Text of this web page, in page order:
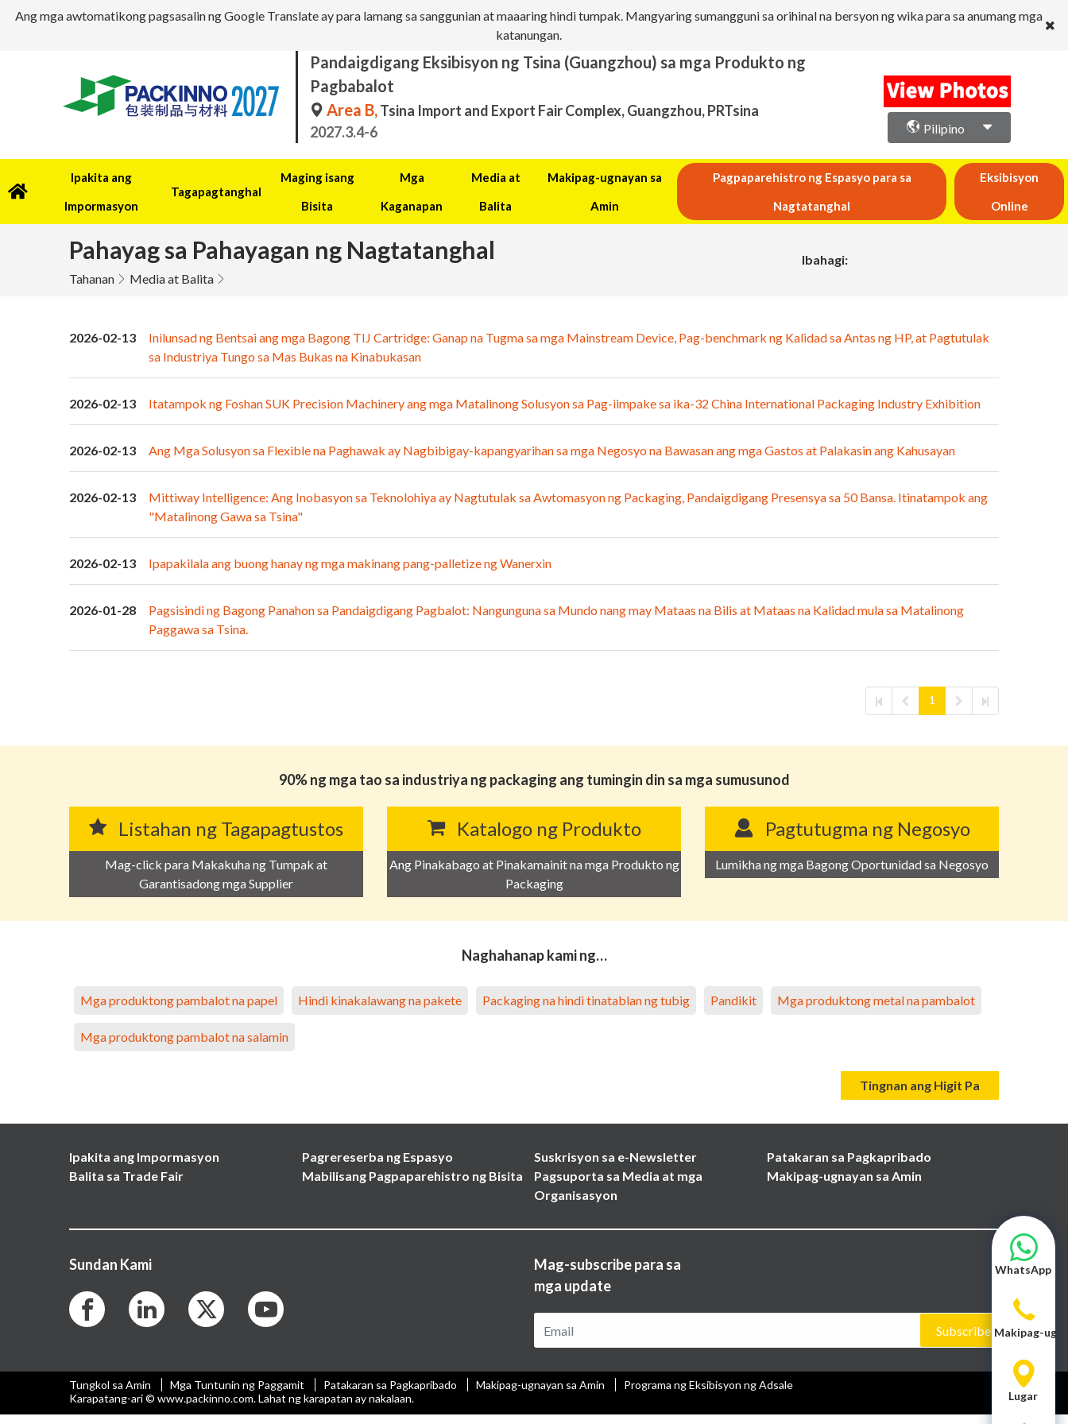
Ang mga awtomatikong pagsasalin ng Google Translate ay para lamang sa sanggunian at maaaring hindi tumpak. Mangyaring sumangguni sa orihinal na bersyon ng wika para sa anumang mga
katanungan.
Pandaigdigang Eksibisyon ng Tsina (Guangzhou) sa mga Produkto ng
Pagbabalot
Area B,Tsina Import and Export Fair Complex, Guangzhou, PRTsina
2027.3.4-6
Pilipino
Ipakita ang
Impormasyon
Tagapagtanghal
Maging isang
Bisita
Mga
Kaganapan
Media at
Balita
Makipag-ugnayan sa
Amin
Pagpaparehistro ng Espasyo para sa
Nagtatanghal
Eksibisyon
Online
Pahayag sa Pahayagan ng Nagtatanghal
Tahanan Media at Balita
Ibahagi:
2026-02-13
Inilunsad ng Bentsai ang mga Bagong TIJ Cartridge: Ganap na Tugma sa mga Mainstream Device, Pag-benchmark ng Kalidad sa Antas ng HP, at Pagtutulak
sa Industriya Tungo sa Mas Bukas na Kinabukasan
2026-02-13 Itatampok ng Foshan SUK Precision Machinery ang mga Matalinong Solusyon sa Pag-iimpake sa ika-32 China International Packaging Industry Exhibition
2026-02-13 Ang Mga Solusyon sa Flexible na Paghawak ay Nagbibigay-kapangyarihan sa mga Negosyo na Bawasan ang mga Gastos at Palakasin ang Kahusayan
2026-02-13
Mittiway Intelligence: Ang Inobasyon sa Teknolohiya ay Nagtutulak sa Awtomasyon ng Packaging, Pandaigdigang Presensya sa 50 Bansa. Itinatampok ang
"Matalinong Gawa sa Tsina"
2026-02-13 Ipapakilala ang buong hanay ng mga makinang pang-palletize ng Wanerxin
2026-01-28
Pagsisindi ng Bagong Panahon sa Pandaigdigang Pagbalot: Nangunguna sa Mundo nang may Mataas na Bilis at Mataas na Kalidad mula sa Matalinong
Paggawa sa Tsina.
1
90% ng mga tao sa industriya ng packaging ang tumingin din sa mga sumusunod
Listahan ng Tagapagtustos
Mag-click para Makakuha ng Tumpak at
Garantisadong mga Supplier
Katalogo ng Produkto
Ang Pinakabago at Pinakamainit na mga Produkto ng
Packaging
Pagtutugma ng Negosyo
Lumikha ng mga Bagong Oportunidad sa Negosyo
Naghahanap kami ng…
Mga produktong pambalot na papel Hindi kinakalawang na pakete Packaging na hindi tinatablan ng tubig Pandikit Mga produktong metal na pambalot
Mga produktong pambalot na salamin
Tingnan ang Higit Pa
Ipakita ang Impormasyon
Balita sa Trade Fair
Pagrereserba ng Espasyo
Mabilisang Pagpaparehistro ng Bisita
Suskrisyon sa e-Newsletter
Pagsuporta sa Media at mga
Organisasyon
Patakaran sa Pagkapribado
Makipag-ugnayan sa Amin
Sundan Kami
Mag-subscribe para sa
mga update
Subscribe
Tungkol sa Amin Mga Tuntunin ng Paggamit Patakaran sa Pagkapribado Makipag-ugnayan sa Amin
Programa ng Eksibisyon ng Adsale
Karapatang-ari © www.packinno.com. Lahat ng karapatan ay nakalaan.
WhatsApp
Makipag-
Lugar